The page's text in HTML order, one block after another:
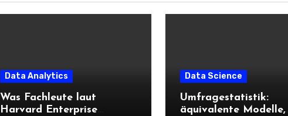
Data Analytics
Was Fachleute laut
Harvard Enterprise
Data Science
Umfragestatistik:
äquivalente Modelle,